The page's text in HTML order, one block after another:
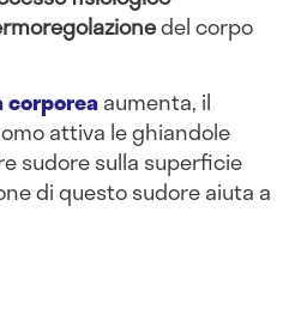
del corpo
aumenta, il
attiva le ghiandole
sudore sulla superficie
di questo sudore aiuta a